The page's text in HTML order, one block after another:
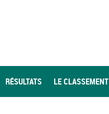
RÉSULTATS LE CLASSEMENT